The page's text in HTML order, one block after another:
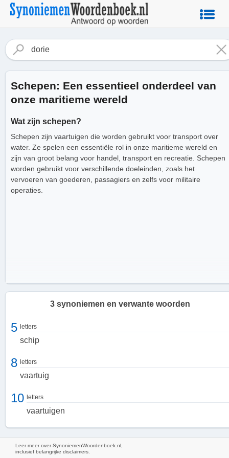
Schepen: Een essentieel onderdeel van
onze maritieme wereld
Wat zijn schepen?
Schepen zijn vaartuigen die worden gebruikt voor transport over
water. Ze spelen een essentiële rol in onze maritieme wereld en
zijn van groot belang voor handel, transport en recreatie. Schepen
worden gebruikt voor verschillende doeleinden, zoals het
vervoeren van goederen, passagiers en zelfs voor militaire
operaties.
Soorten schepen
3 synoniemen en verwante woorden
5 letters
schip
8 letters
vaartuig
10 letters
vaartuigen
Leer meer over SynoniemenWoordenboek.nl,
inclusief belangrijke disclaimers.